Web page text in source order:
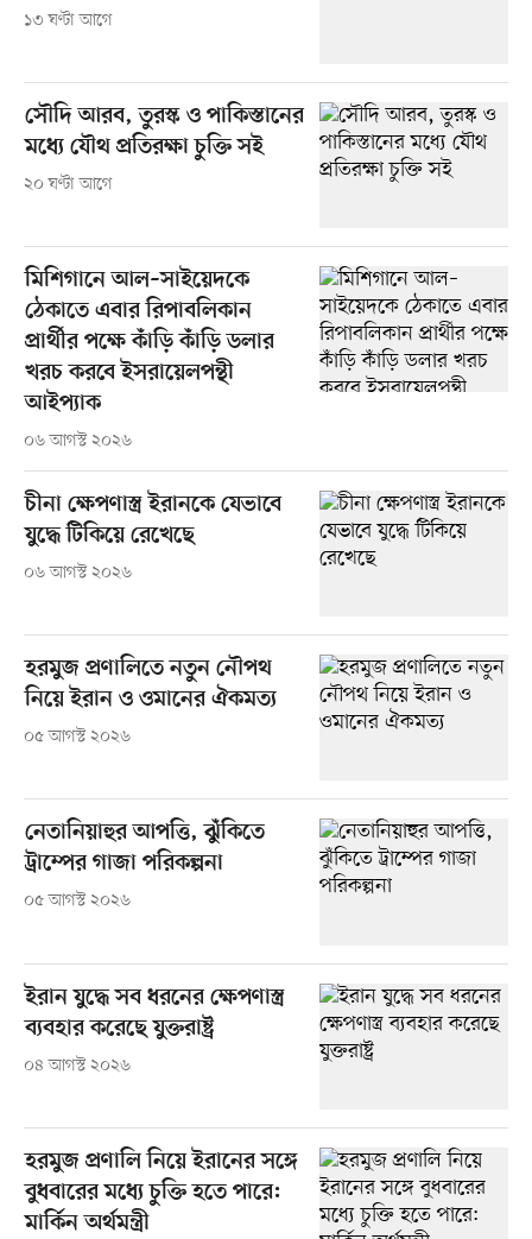
১৩ ঘণ্টা আগে
সৌদি আরব, তুরস্ক ও পাকিস্তানের
মধ্যে যৌথ প্রতিরক্ষা চুক্তি সই
২০ ঘণ্টা আগে
মিশিগানে আল–সাইয়েদকে
ঠেকাতে এবার রিপাবলিকান
প্রার্থীর পক্ষে কাঁড়ি কাঁড়ি ডলার
খরচ করবে ইসরায়েলপন্থী
আইপ্যাক
০৬ আগস্ট ২০২৬
চীনা ক্ষেপণাস্ত্র ইরানকে যেভাবে
যুদ্ধে টিকিয়ে রেখেছে
০৬ আগস্ট ২০২৬
হরমুজ প্রণালিতে নতুন নৌপথ
নিয়ে ইরান ও ওমানের ঐকমত্য
০৫ আগস্ট ২০২৬
নেতানিয়াহুর আপত্তি, ঝুঁকিতে
ট্রাম্পের গাজা পরিকল্পনা
০৫ আগস্ট ২০২৬
ইরান যুদ্ধে সব ধরনের ক্ষেপণাস্ত্র
ব্যবহার করেছে যুক্তরাষ্ট্র
০৪ আগস্ট ২০২৬
হরমুজ প্রণালি নিয়ে ইরানের সঙ্গে
বুধবারের মধ্যে চুক্তি হতে পারে:
মার্কিন অর্থমন্ত্রী